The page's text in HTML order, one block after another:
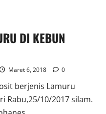
DI KEBUN
Maret 6, 2018 0
berjenis Lamuru
Rabu,25/10/2017 silam.